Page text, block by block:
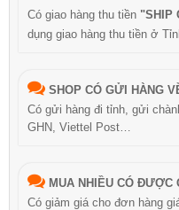
Có giao hàng thu tiền "SHIP
dụng giao hàng thu tiền ở
SHOP CÓ GỬI HÀNG
Có gửi hàng đi tỉnh, gửi
GHN, Viettel Post…
MUA NHIỀU CÓ ĐƯỢC
Có giảm giá cho đơn hàng